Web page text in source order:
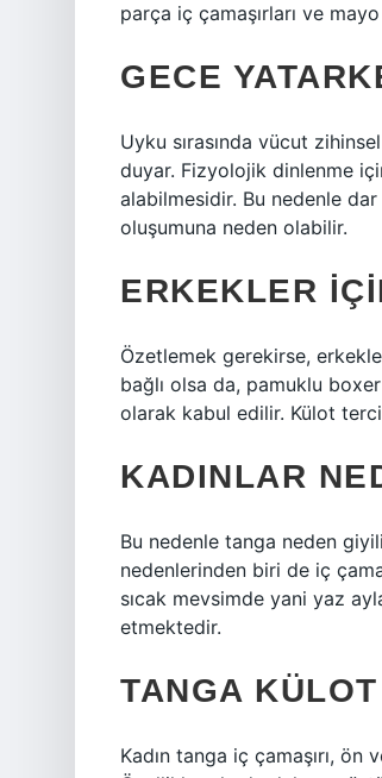
parça iç çamaşırları ve
GECE
Uyku sırasında vücut
duyar. Fizyolojik dinlenme
alabilmesidir. Bu nedenle
oluşumuna neden olabilir.
ERKEKLER
Özetlemek gerekirse,
bağlı olsa da, pamuklu
olarak kabul edilir. Külot
KADINLAR
Bu nedenle tanga neden
nedenlerinden biri de iç
sıcak mevsimde yani yaz
etmektedir.
TANGA
Kadın tanga iç çamaşırı, ön